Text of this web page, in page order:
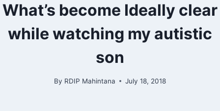
What’s become Ideally clear
while watching my autistic
son
By RDIP Mahintana July 18, 2018